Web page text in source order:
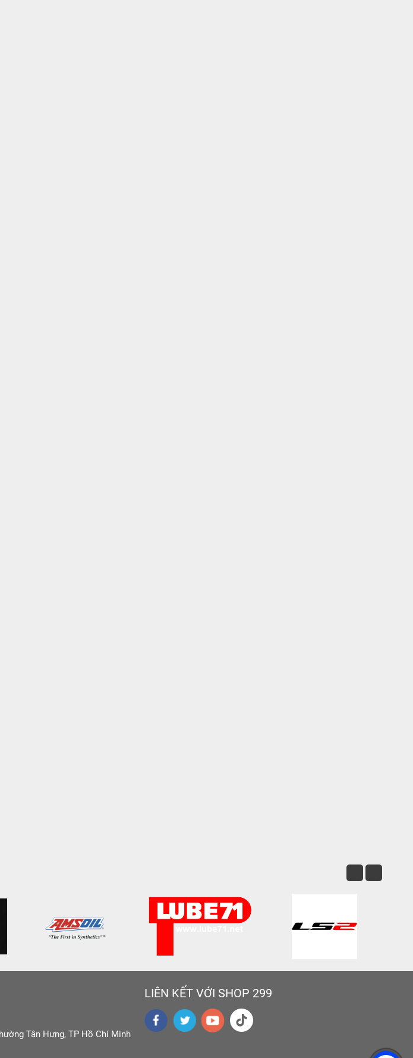
Tân Hưng, TP Hồ Chí Minh
LIÊN KẾT VỚI SHOP 299